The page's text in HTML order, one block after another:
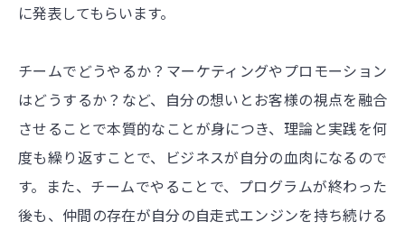
に発表してもらいます。
チームでどうやるか？マーケティングやプロモーション
はどうするか？など、自分の想いとお客様の視点を融合
させることで本質的なことが身につき、理論と実践を何
度も繰り返すことで、ビジネスが自分の血肉になるので
す。また、チームでやることで、プログラムが終わった
後も、仲間の存在が自分の自走式エンジンを持ち続ける